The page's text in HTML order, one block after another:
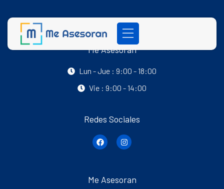
Me Asesoran
Lun - Jue : 9:00 - 18:00
Vie : 9:00 - 14:00
Redes Sociales
Me Asesoran